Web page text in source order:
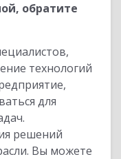
обратите
технологий
для
решений
Вы можете